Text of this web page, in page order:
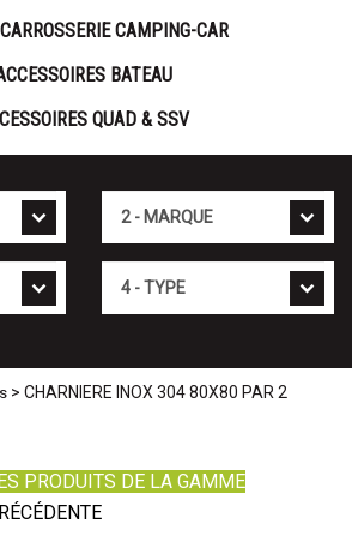
CAMPING-CAR
BATEAU
QUAD & SSV
> CHARNIERE INOX 304 80X80 PAR 2
PRODUITS DE LA GAMME